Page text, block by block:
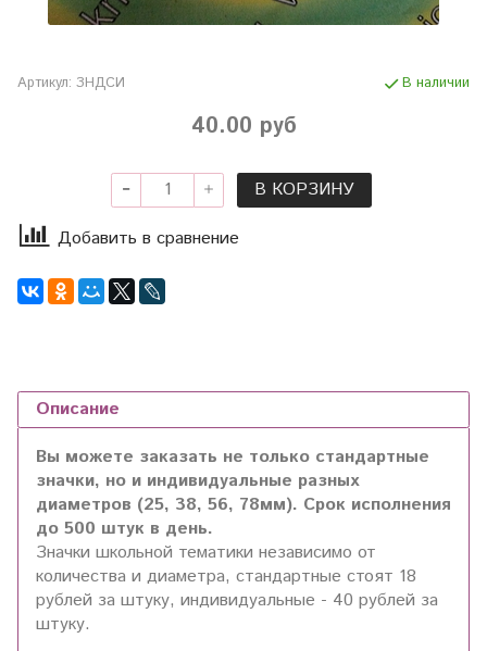
Артикул: ЗНДСИ В наличии
40.00 руб
В КОРЗИНУ
Добавить в сравнение
Описание
Вы можете заказать не только стандартные
значки, но и индивидуальные разных
диаметров (25, 38, 56, 78мм). Срок исполнения
до 500 штук в день.
Значки школьной тематики независимо от
количества и диаметра, стандартные стоят 18
рублей за штуку, индивидуальные - 40 рублей за
штуку.